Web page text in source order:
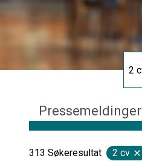
Pressemeldinger
313 Søkeresultat 2 cv